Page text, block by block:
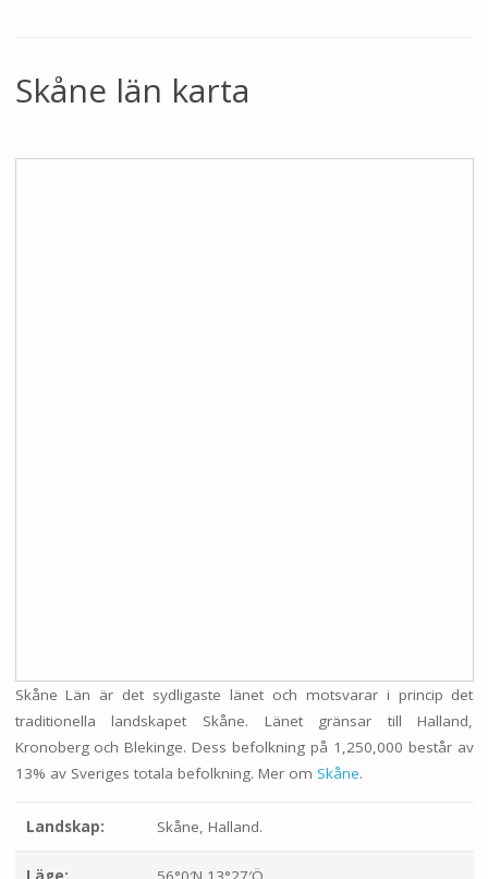
Skåne län karta
Skåne Län är det sydligaste länet och motsvarar i princip det
traditionella landskapet Skåne. Länet gränsar till Halland,
Kronoberg och Blekinge. Dess befolkning på 1,250,000 består av
13% av Sveriges totala befolkning. Mer om Skåne.
Landskap: Skåne, Halland.